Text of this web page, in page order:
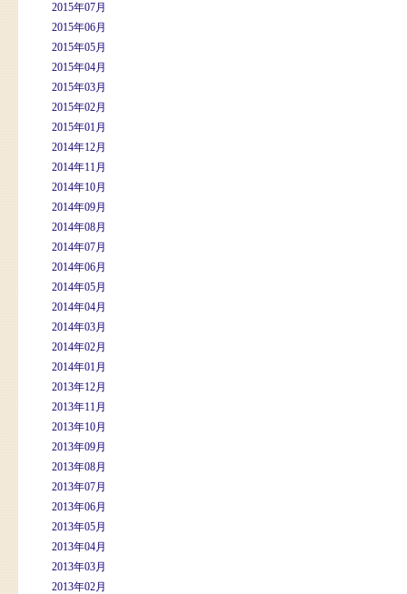
2015年07月
2015年06月
2015年05月
2015年04月
2015年03月
2015年02月
2015年01月
2014年12月
2014年11月
2014年10月
2014年09月
2014年08月
2014年07月
2014年06月
2014年05月
2014年04月
2014年03月
2014年02月
2014年01月
2013年12月
2013年11月
2013年10月
2013年09月
2013年08月
2013年07月
2013年06月
2013年05月
2013年04月
2013年03月
2013年02月